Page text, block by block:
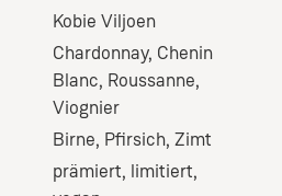
Kobie Viljoen
Chardonnay, Chenin
Blanc, Roussanne,
Viognier
Birne, Pfirsich, Zimt
prämiert, limitiert,